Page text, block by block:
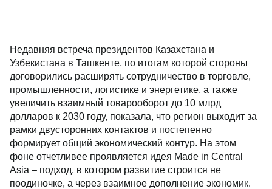
Недавняя встреча президентов Казахстана и
Узбекистана в Ташкенте, по итогам которой стороны
договорились расширять сотрудничество в торговле,
промышленности, логистике и энергетике, а также
увеличить взаимный товарооборот до 10 млрд
долларов к 2030 году, показала, что регион выходит за
рамки двусторонних контактов и постепенно
формирует общий экономический контур. На этом
фоне отчетливее проявляется идея Made in Central
Asia – подход, в котором развитие строится не
поодиночке, а через взаимное дополнение экономик.